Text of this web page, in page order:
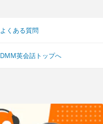
よくある質問
DMM英会話トップへ